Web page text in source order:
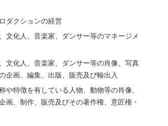
ダクションの経営
文化人、音楽家、ダンサー等のマネージメ
文化人、音楽家、ダンサー等の肖像、写真
企画、編集、出版、販売及び輸出入
や特徴を有している人物、動物等の肖像、
画、制作、販売及びその著作権、意匠権・